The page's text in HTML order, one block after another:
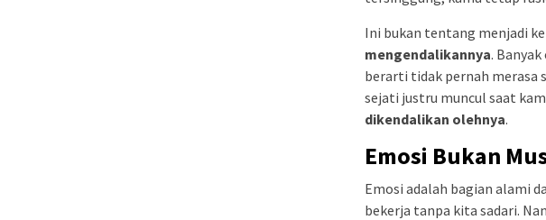
Ini bukan tentang menjadi
mengendalikannya.
berarti tidak pernah merasa
sejati justru muncul saat
dikendalikan olehnya.
Emosi Bukan
Emosi adalah bagian alami
bekerja tanpa kita sadari.